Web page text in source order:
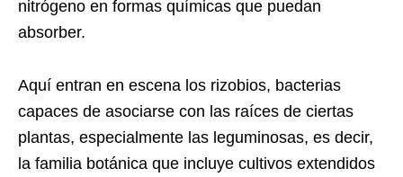
nitrógeno en formas químicas que puedan
absorber.
Aquí entran en escena los rizobios, bacterias
capaces de asociarse con las raíces de ciertas
plantas, especialmente las leguminosas, es decir,
la familia botánica que incluye cultivos extendidos